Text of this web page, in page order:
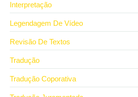
Interpretação
Legendagem De Vídeo
Revisão De Textos
Tradução
Tradução Coporativa